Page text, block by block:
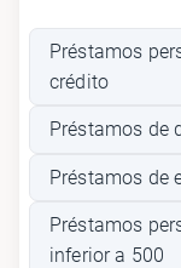
Préstamos
crédito
Préstamos de
Préstamos de
Préstamos
inferior a 500